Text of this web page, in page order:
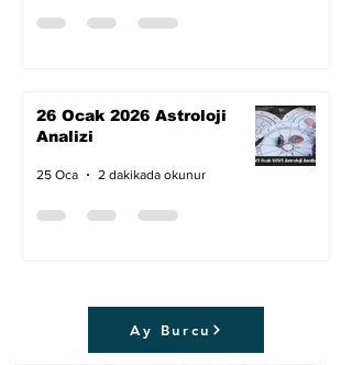
26 Ocak 2026 Astroloji
Analizi
25 Oca 2 dakikada okunur
Ay Burcu